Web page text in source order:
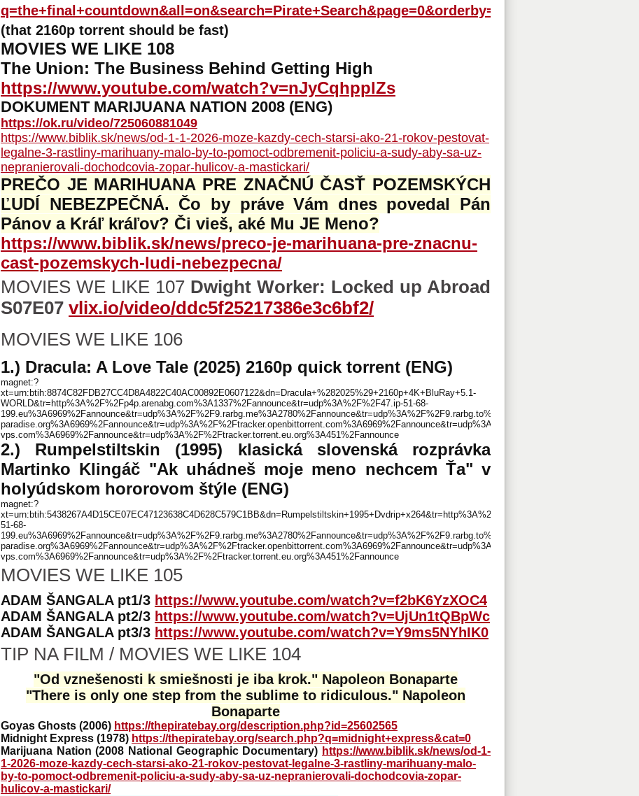
q=the+final+countdown&all=on&search=Pirate+Search&page=0&orderby=
(that 2160p torrent should be fast)
MOVIES WE LIKE 108
The Union: The Business Behind Getting High
https://www.youtube.com/watch?v=nJyCqhpplZs
DOKUMENT MARIJUANA NATION 2008 (ENG)
https://ok.ru/video/725060881049
https://www.biblik.sk/news/od-1-1-2026-moze-kazdy-cech-starsi-ako-21-rokov-pestovat-
legalne-3-rastliny-marihuany-malo-by-to-pomoct-odbremenit-policiu-a-sudy-aby-sa-uz-
nepranierovali-dochodcovia-zopar-hulicov-a-mastickari/
PREČO JE MARIHUANA PRE ZNAČNÚ ČASŤ POZEMSKÝCH
ĽUDÍ NEBEZPEČNÁ. Čo by práve Vám dnes povedal Pán
Pánov a Kráľ kráľov? Či vieš, aké Mu JE Meno?
https://www.biblik.sk/news/preco-je-marihuana-pre-znacnu-
cast-pozemskych-ludi-nebezpecna/
MOVIES WE LIKE 107 Dwight Worker: Locked up Abroad
S07E07 vlix.io/video/ddc5f25217386e3c6bf2/
MOVIES WE LIKE 106
1.) Dracula: A Love Tale (2025) 2160p quick torrent (ENG)
magnet:?
xt=urn:btih:8874C82FDB27CC4D8A4822C40AC00892E0607122&dn=Dracula+%282025%29+2160p+4K+BluRay+5.1-
WORLD&tr=http%3A%2F%2Fp4p.arenabg.com%3A1337%2Fannounce&tr=udp%3A%2F%2F47.ip-51-68-
vps.com%3A6969%2Fannounce&tr=udp%3A%2F%2Ftracker.torrent.eu.org%3A451%2Fannounce
2.) Rumpelstiltskin (1995) klasická slovenská rozprávka
Martinko Klingáč "Ak uhádneš moje meno nechcem Ťa" v
holyúdskom hororovom štýle (ENG)
magnet:?
51-68-
vps.com%3A6969%2Fannounce&tr=udp%3A%2F%2Ftracker.torrent.eu.org%3A451%2Fannounce
MOVIES WE LIKE 105
ADAM ŠANGALA pt1/3 https://www.youtube.com/watch?v=f2bK6YzXOC4
ADAM ŠANGALA pt2/3 https://www.youtube.com/watch?v=UjUn1tQBpWc
ADAM ŠANGALA pt3/3 https://www.youtube.com/watch?v=Y9ms5NYhIK0
TIP NA FILM / MOVIES WE LIKE 104
"Od vznešenosti k smiešnosti je iba krok." Napoleon Bonaparte
"There is only one step from the sublime to ridiculous." Napoleon
Bonaparte
Goyas Ghosts (2006) https://thepiratebay.org/description.php?id=25602565
Midnight Express (1978) https://thepiratebay.org/search.php?q=midnight+express&cat=0
Marijuana Nation (2008 National Geographic Documentary) https://www.biblik.sk/news/od-1-
1-2026-moze-kazdy-cech-starsi-ako-21-rokov-pestovat-legalne-3-rastliny-marihuany-malo-
by-to-pomoct-odbremenit-policiu-a-sudy-aby-sa-uz-nepranierovali-dochodcovia-zopar-
hulicov-a-mastickari/